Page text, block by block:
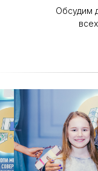
Обсудим